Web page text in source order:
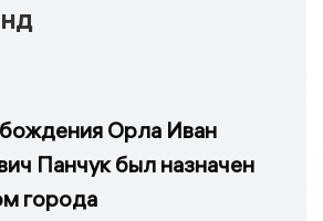
Орла Иван
Панчук был назначен
города